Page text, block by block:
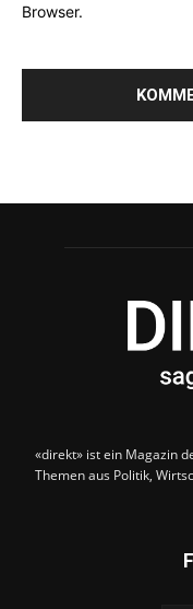
Browser.
«direkt» ist ein Magazin
Themen aus Politik,